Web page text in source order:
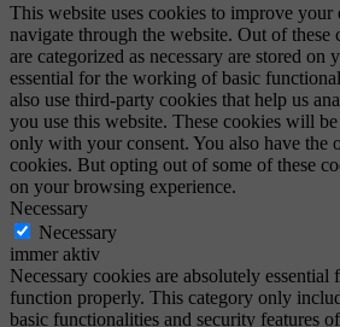
This website uses cookies to improve
navigate through the website. Out of these
are categorized as necessary are stored on
essential for the working of basic
also use third-party cookies that help us
you use this website. These cookies will
only with your consent. You also have the
cookies. But opting out of some of these
on your browsing experience.
Necessary
Necessary
immer aktiv
Necessary cookies are absolutely essential
function properly. This category only
basic functionalities and security features